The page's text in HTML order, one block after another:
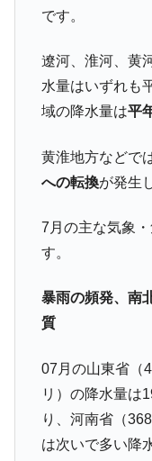
業績「史上最高益」
機 ⇒ 10.7兆では損
『Money1』
【速
日(水)もサイドカー
『Money1』
IT産
半分未満しか雇用を
『Money1』
のは政界の責任だ」
Fact1
府県とは？
Fact1 今話題の「
Fact1 奇跡の毛色
Fact1
全て勝つと
える賞金とは？
です。
遼河、淮河、黄
水量はいずれも
域の降水量は平
黄淮地方などで
への転換が発生
7月の主な気象
す。
暴雨の頻発、南
質
07月の山東省（
リ）の降水量は
り、河南省（
は次いで多い降